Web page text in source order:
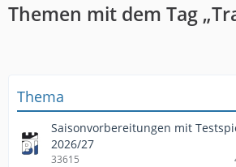
Themen mit dem Tag
Thema
Saisonvorbereitungen mit
2026/27
33615